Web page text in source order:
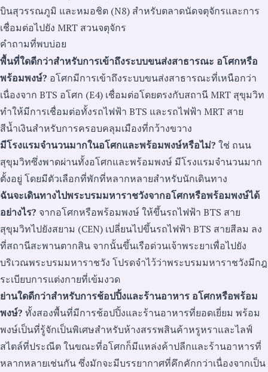
บินสุวรรณภูมิ และหมอชิต (N8) สำหรับตลาดนัดจตุจักรและการ
เชื่อมต่อไปยัง MRT สวนจตุจักร
คำถามที่พบบ่อย
พื้นที่ใดดีกว่าสำหรับการเข้าถึงระบบขนส่งสาธารณะ อโศกหรือ
พร้อมพงษ์? อโศกมีการเข้าถึงระบบขนส่งสาธารณะที่เหนือกว่า
เนื่องจาก BTS อโศก (E4) เชื่อมต่อโดยตรงกับสถานี MRT สุขุมวิท
ทำให้มีการเชื่อมต่อทั้งรถไฟฟ้า BTS และรถไฟฟ้า MRT สาย
สีน้ำเงินสำหรับการครอบคลุมเมืองที่กว้างขวาง
มีโรงแรมจำนวนมากในอโศกและพร้อมพงษ์หรือไม่? ใช่ ถนน
สุขุมวิทซึ่งพาดผ่านทั้งอโศกและพร้อมพงษ์ มีโรงแรมจำนวนมาก
ตั้งอยู่ โดยมีตัวเลือกที่พักที่หลากหลายสำหรับนักเดินทาง
ฉันจะเดินทางไปพระบรมมหาราชวังจากอโศกหรือพร้อมพงษ์ได้
อย่างไร? จากอโศกหรือพร้อมพงษ์ ให้ขึ้นรถไฟฟ้า BTS สาย
สุขุมวิทไปยังสยาม (CEN) เปลี่ยนไปขึ้นรถไฟฟ้า BTS สายสีลม ลง
ที่สถานีสะพานตากสิน จากนั้นขึ้นเรือด่วนเจ้าพระยาเพื่อไปยัง
บริเวณพระบรมมหาราชวัง โปรดจำไว้ว่าพระบรมมหาราชวังมีกฎ
ระเบียบการแต่งกายที่เข้มงวด
ย่านใดดีกว่าสำหรับการช้อปปิ้งและร้านอาหาร อโศกหรือพร้อม
พงษ์? ทั้งสองพื้นที่มีการช้อปปิ้งและร้านอาหารที่ยอดเยี่ยม พร้อม
พงษ์เป็นที่รู้จักเป็นพิเศษสำหรับห้างสรรพสินค้าหรูหราและไลฟ์
สไตล์ที่ประณีต ในขณะที่อโศกก็มีแหล่งค้าปลีกและร้านอาหารที่
หลากหลายเช่นกัน ซึ่งมักจะมีบรรยากาศที่คึกคักกว่าเนื่องจากเป็น